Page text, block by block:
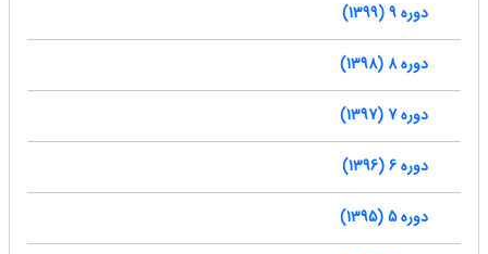
دوره 9 (1399)
دوره 8 (1398)
دوره 7 (1397)
دوره 6 (1396)
دوره 5 (1395)